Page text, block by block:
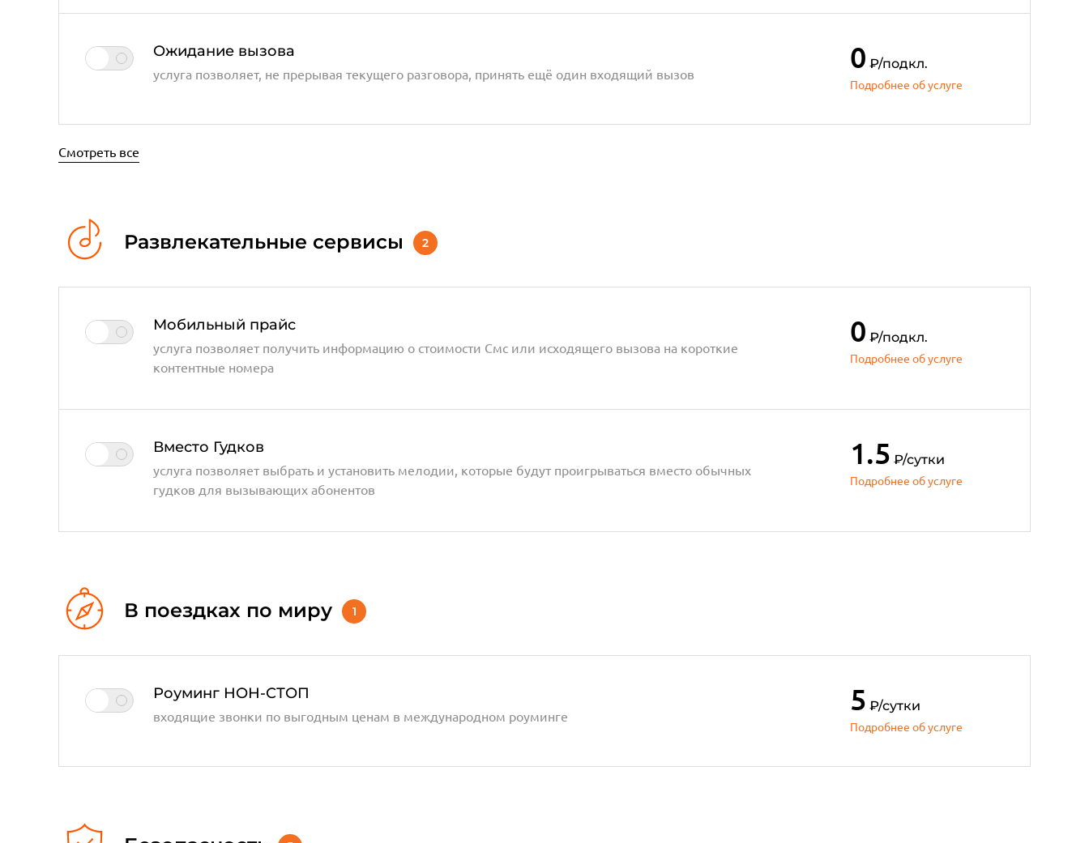
Ожидание вызова
услуга позволяет, не прерывая текущего разговора, принять ещё один входящий вызов 0 ₽/подкл.
Подробнее об услуге
Смотреть все
Развлекательные сервисы 2
Мобильный прайс
услуга позволяет получить информацию о стоимости Смс или исходящего вызова на короткие
контентные номера
0 ₽/подкл.
Подробнее об услуге
Вместо Гудков
услуга позволяет выбрать и установить мелодии, которые будут проигрываться вместо обычных
гудков для вызывающих абонентов
1.5 ₽/сутки
Подробнее об услуге
В поездках по миру 1
Роуминг НОН-СТОП
входящие звонки по выгодным ценам в международном роуминге 5 ₽/сутки
Подробнее об услуге